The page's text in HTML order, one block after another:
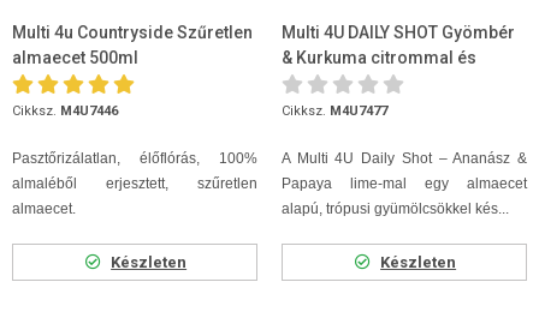
Multi 4u Countryside Szűretlen
almaecet 500ml
Cikksz. M4U7446
Pasztőrizálatlan, élőflórás, 100%
almaléből erjesztett, szűretlen
almaecet.
Készleten
Multi 4U DAILY SHOT Gyömbér
& Kurkuma citrommal és
feketeborssal 4x175 ml
Cikksz. M4U7477
A Multi 4U Daily Shot – Ananász &
Papaya lime-mal egy almaecet
alapú, trópusi gyümölcsökkel kés...
Készleten